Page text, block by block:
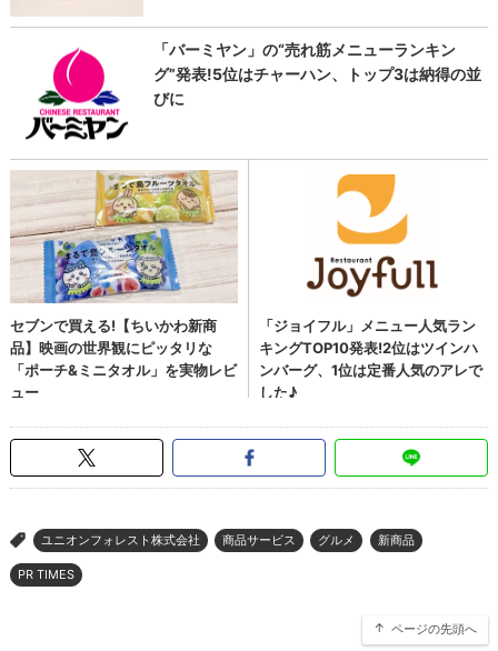
> ユニオンフォレスト株式会社 商品サービス グルメ 新商品
PR TIMES
ページの先頭へ